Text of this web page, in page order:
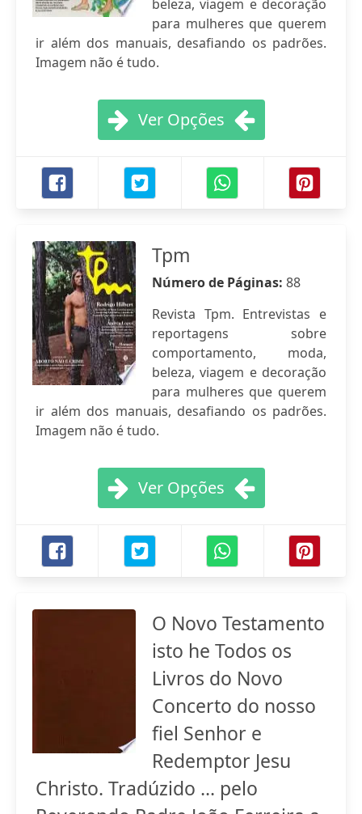
beleza, viagem e decoração
para mulheres que querem
ir além dos manuais, desafiando os padrões.
Imagem não é tudo.
Ver Opções
Tpm
Número de Páginas: 88
Revista Tpm. Entrevistas e
reportagens sobre
comportamento, moda,
beleza, viagem e decoração
para mulheres que querem
ir além dos manuais, desafiando os padrões.
Imagem não é tudo.
Ver Opções
O Novo Testamento
isto he Todos os
Livros do Novo
Concerto do nosso
fiel Senhor e
Redemptor Jesu
Christo. Tradúzido ... pelo